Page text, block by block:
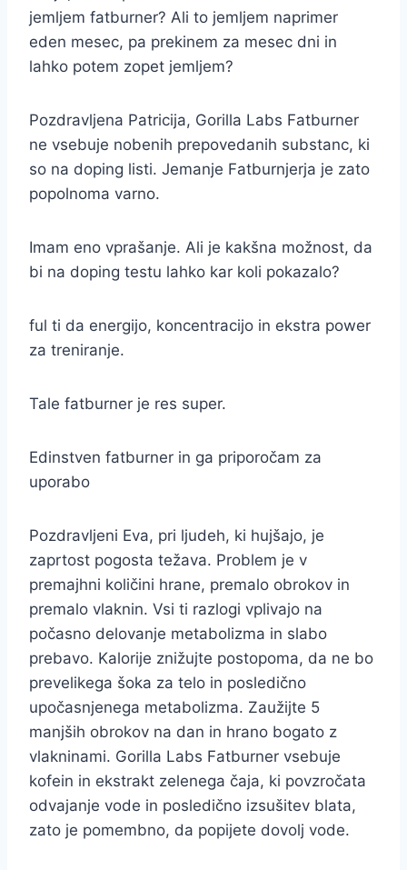
jemljem fatburner? Ali to jemljem naprimer
eden mesec, pa prekinem za mesec dni in
lahko potem zopet jemljem?
Pozdravljena Patricija, Gorilla Labs Fatburner
ne vsebuje nobenih prepovedanih substanc, ki
so na doping listi. Jemanje Fatburnjerja je zato
popolnoma varno.
Imam eno vprašanje. Ali je kakšna možnost, da
bi na doping testu lahko kar koli pokazalo?
ful ti da energijo, koncentracijo in ekstra power
za treniranje.
Tale fatburner je res super.
Edinstven fatburner in ga priporočam za
uporabo
Pozdravljeni Eva, pri ljudeh, ki hujšajo, je
zaprtost pogosta težava. Problem je v
premajhni količini hrane, premalo obrokov in
premalo vlaknin. Vsi ti razlogi vplivajo na
počasno delovanje metabolizma in slabo
prebavo. Kalorije znižujte postopoma, da ne bo
prevelikega šoka za telo in posledično
upočasnjenega metabolizma. Zaužijte 5
manjših obrokov na dan in hrano bogato z
vlakninami. Gorilla Labs Fatburner vsebuje
kofein in ekstrakt zelenega čaja, ki povzročata
odvajanje vode in posledično izsušitev blata,
zato je pomembno, da popijete dovolj vode.